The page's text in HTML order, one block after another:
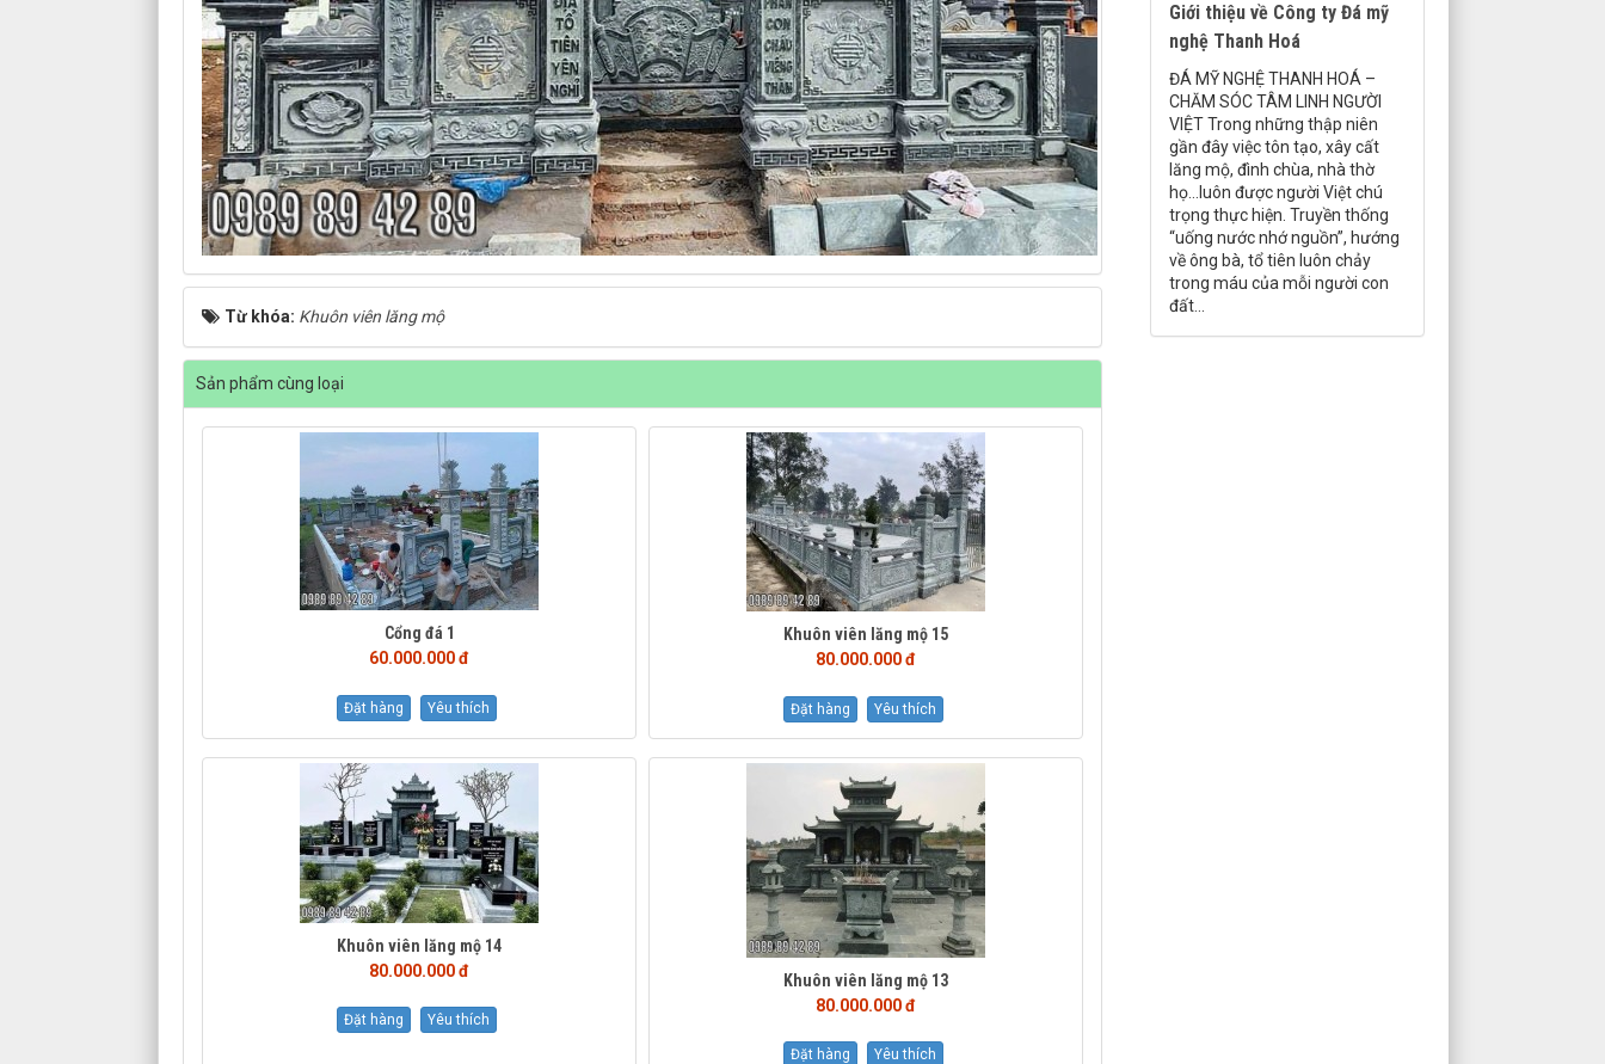
Từ khóa: Khuôn viên lăng mộ
Sản phẩm cùng loại
Cổng đá 1
60.000.000 đ
Đặt hàng Yêu thích
Khuôn viên lăng mộ 15
80.000.000 đ
Đặt hàng Yêu thích
Khuôn viên lăng mộ 14
80.000.000 đ
Đặt hàng Yêu thích
Khuôn viên lăng mộ 13
80.000.000 đ
Đặt hàng Yêu thích
Giới thiệu về Công ty Đá mỹ
nghệ Thanh Hoá
ĐÁ MỸ NGHỆ THANH HOÁ –
CHĂM SÓC TÂM LINH NGƯỜI
VIỆT Trong những thập niên
gần đây việc tôn tạo, xây cất
lăng mộ, đình chùa, nhà thờ
họ…luôn được người Việt chú
trọng thực hiện. Truyền thống
“uống nước nhớ nguồn”, hướng
về ông bà, tổ tiên luôn chảy
trong máu của mỗi người con
đất...